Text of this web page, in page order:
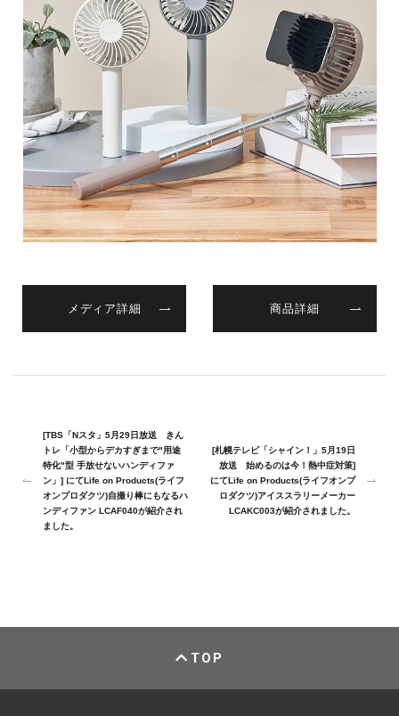
メディア詳細 商品詳細
[TBS「Nスタ」5月29日放送 きん
トレ「小型からデカすぎまで"用途
特化"型 手放せないハンディファ
ン」] にてLife on Products(ライフ
オンプロダクツ)自撮り棒にもなるハ
ンディファン LCAF040が紹介され
ました。
[札幌テレビ「シャイン！」5月19日
放送 始めるのは今！熱中症対策]
にてLife on Products(ライフオンプ
ロダクツ)アイススラリーメーカー
LCAKC003が紹介されました。
TOP